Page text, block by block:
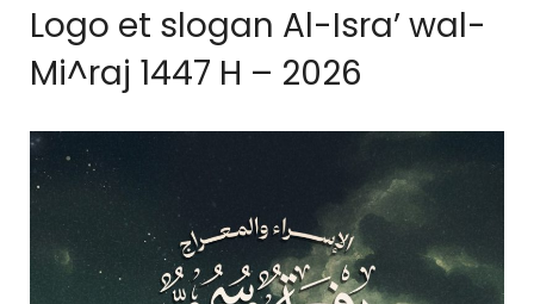
Logo et slogan Al-Isra’ wal-
Mi^raj 1447 H – 2026